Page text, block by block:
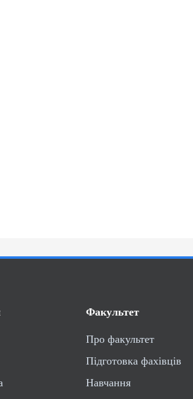
Факультет
Про факультет
Підготовка фахівців
Навчання